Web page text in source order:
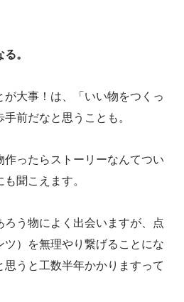
。
が大事！は、「いい物をつくっ
前だなと思うことも。
作ったらストーリーなんてつい
聞こえます。
う物によく出会いますが、点
ツ）を無理やり繋げることにな
思うと工数半年かかりますって